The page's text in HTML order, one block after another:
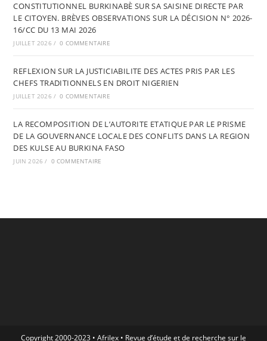
CONSTITUTIONNEL BURKINABÈ SUR SA SAISINE DIRECTE PAR
LE CITOYEN. BRÈVES OBSERVATIONS SUR LA DÉCISION N° 2026-
16/CC DU 13 MAI 2026
JUILLET 2026 / 0 COMMENTAIRE
REFLEXION SUR LA JUSTICIABILITE DES ACTES PRIS PAR LES
CHEFS TRADITIONNELS EN DROIT NIGERIEN
JUILLET 2026 / 0 COMMENTAIRE
LA RECOMPOSITION DE L’AUTORITE ETATIQUE PAR LE PRISME
DE LA GOUVERNANCE LOCALE DES CONFLITS DANS LA REGION
DES KULSE AU BURKINA FASO
JUIN 2026 / 0 COMMENTAIRE
Copyright 2000-2023 • Afrilex • Revue d’étude et de recherche sur le